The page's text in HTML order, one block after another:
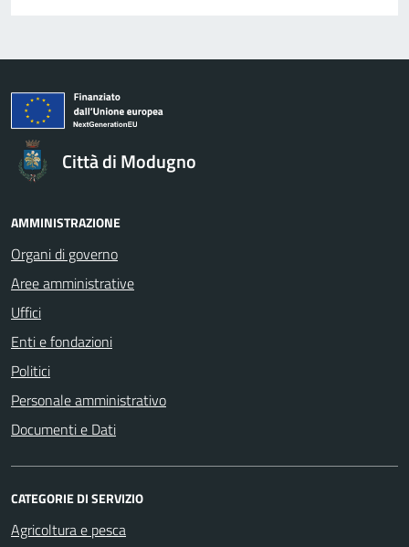
Città di Modugno
AMMINISTRAZIONE
Organi di governo
Aree amministrative
Uffici
Enti e fondazioni
Politici
Personale amministrativo
Documenti e Dati
CATEGORIE DI SERVIZIO
Agricoltura e pesca